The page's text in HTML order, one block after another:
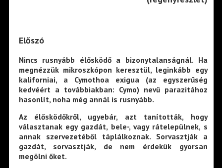
Előszó
Nincs rusnyább élősködő a bizonytalanságnál. Ha
megnézzük mikroszkópon keresztül, leginkább egy
kaliforniai, a Cymothoa exigua (az egyszerűség
kedvéért a továbbiakban: Cymo) nevű parazitához
hasonlít, noha még annál is rusnyább.
Az élősködőkről, ugyebár, azt tanították, hogy
választanak egy gazdát, bele-, vagy rátelepülnek, s
annak szervezetéből táplálkoznak. Sorvasztják a
gazdát, sorvasztják, de nem érdekük gyorsan
megölni őket.